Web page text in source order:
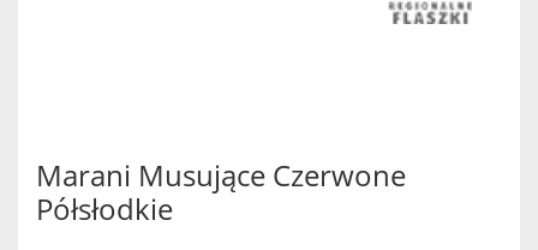
Marani Musujące Czerwone
Półsłodkie